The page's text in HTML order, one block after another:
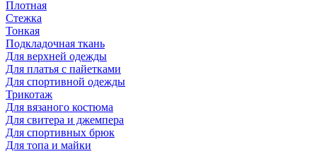
Плотная
Стежка
Тонкая
Подкладочная ткань
Для верхней одежды
Для платья с пайетками
Для спортивной одежды
Трикотаж
Для вязаного костюма
Для свитера и джемпера
Для спортивных брюк
Для топа и майки